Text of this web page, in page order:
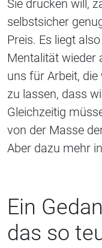
Sie drücken will,
selbstsicher
Preis. Es liegt
Mentalität wieder
uns für Arbeit,
zu lassen, dass
Gleichzeitig
von der Masse
Aber dazu mehr
Ein
das so